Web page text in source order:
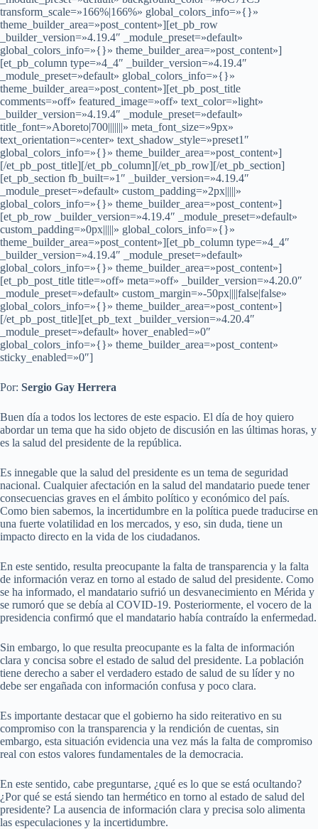
transform_scale=»166%|166%» global_colors_info=»{}»
theme_builder_area=»post_content»][et_pb_row
_builder_version=»4.19.4″ _module_preset=»default»
global_colors_info=»{}» theme_builder_area=»post_content»]
[et_pb_column type=»4_4″ _builder_version=»4.19.4″
_module_preset=»default» global_colors_info=»{}»
theme_builder_area=»post_content»][et_pb_post_title
comments=»off» featured_image=»off» text_color=»light»
_builder_version=»4.19.4″ _module_preset=»default»
title_font=»Aboreto|700|||||||» meta_font_size=»9px»
text_orientation=»center» text_shadow_style=»preset1″
global_colors_info=»{}» theme_builder_area=»post_content»]
[/et_pb_post_title][/et_pb_column][/et_pb_row][/et_pb_section]
[et_pb_section fb_built=»1″ _builder_version=»4.19.4″
_module_preset=»default» custom_padding=»2px|||||»
global_colors_info=»{}» theme_builder_area=»post_content»]
[et_pb_row _builder_version=»4.19.4″ _module_preset=»default»
custom_padding=»0px|||||» global_colors_info=»{}»
theme_builder_area=»post_content»][et_pb_column type=»4_4″
_builder_version=»4.19.4″ _module_preset=»default»
global_colors_info=»{}» theme_builder_area=»post_content»]
[et_pb_post_title title=»off» meta=»off» _builder_version=»4.20.0″
_module_preset=»default» custom_margin=»-50px||||false|false»
global_colors_info=»{}» theme_builder_area=»post_content»]
[/et_pb_post_title][et_pb_text _builder_version=»4.20.4″
_module_preset=»default» hover_enabled=»0″
global_colors_info=»{}» theme_builder_area=»post_content»
sticky_enabled=»0″]
Por: Sergio Gay Herrera
Buen día a todos los lectores de este espacio. El día de hoy quiero
abordar un tema que ha sido objeto de discusión en las últimas horas, y
es la salud del presidente de la república.
Es innegable que la salud del presidente es un tema de seguridad
nacional. Cualquier afectación en la salud del mandatario puede tener
consecuencias graves en el ámbito político y económico del país.
Como bien sabemos, la incertidumbre en la política puede traducirse en
una fuerte volatilidad en los mercados, y eso, sin duda, tiene un
impacto directo en la vida de los ciudadanos.
En este sentido, resulta preocupante la falta de transparencia y la falta
de información veraz en torno al estado de salud del presidente. Como
se ha informado, el mandatario sufrió un desvanecimiento en Mérida y
se rumoró que se debía al COVID-19. Posteriormente, el vocero de la
presidencia confirmó que el mandatario había contraído la enfermedad.
Sin embargo, lo que resulta preocupante es la falta de información
clara y concisa sobre el estado de salud del presidente. La población
tiene derecho a saber el verdadero estado de salud de su líder y no
debe ser engañada con información confusa y poco clara.
Es importante destacar que el gobierno ha sido reiterativo en su
compromiso con la transparencia y la rendición de cuentas, sin
embargo, esta situación evidencia una vez más la falta de compromiso
real con estos valores fundamentales de la democracia.
En este sentido, cabe preguntarse, ¿qué es lo que se está ocultando?
¿Por qué se está siendo tan hermético en torno al estado de salud del
presidente? La ausencia de información clara y precisa solo alimenta
las especulaciones y la incertidumbre.